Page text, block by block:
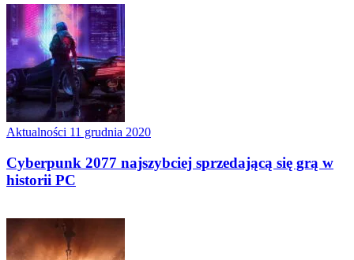
Aktualności 11 grudnia 2020
Cyberpunk 2077 najszybciej sprzedającą się grą w
historii PC